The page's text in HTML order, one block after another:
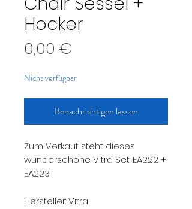
Hocker
0,00 €
Nicht verfügbar
Benachrichtigen lassen
Zum Verkauf steht dieses
wunderschöne Vitra Set: EA222 +
EA223
Hersteller: Vitra